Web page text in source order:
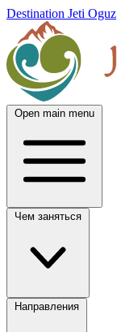
Destination Jeti Oguz
Open main menu